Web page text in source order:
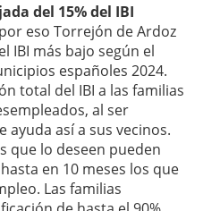
del 15% del IBI
eso Torrejón de Ardoz
IBI más bajo según el
españoles 2024.
total del IBI a las familias
al ser
así a sus vecinos.
que lo deseen pueden
en 10 meses los que
Las familias